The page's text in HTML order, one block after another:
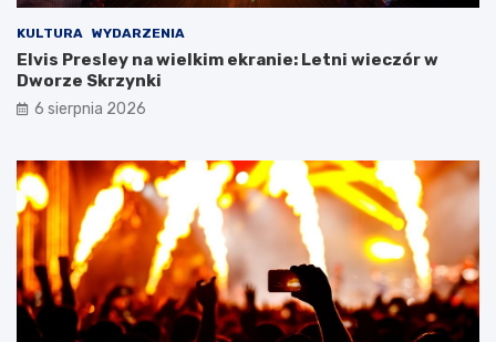
k
r
e
t
i
a
ł
e
j
D
a
m
S
T
i
R
d
c
z
a
s
w
y
KULTURA WYDARZENIA
Elvis Presley na wielkim ekranie: Letni wieczór w
Dworze Skrzynki
6 sierpnia 2026